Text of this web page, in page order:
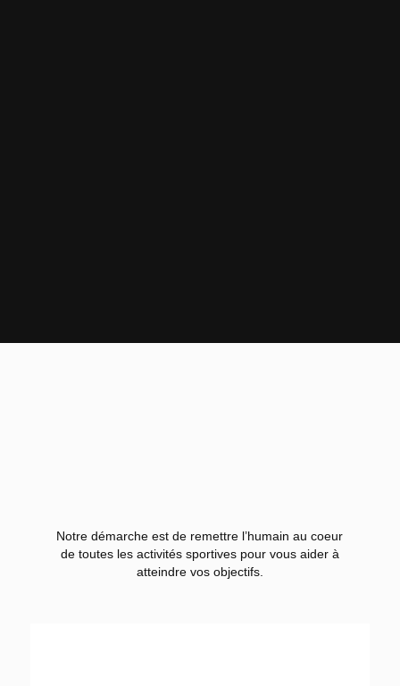
Notre démarche est de remettre l’humain au coeur
de toutes les activités sportives pour vous aider à
atteindre vos objectifs.